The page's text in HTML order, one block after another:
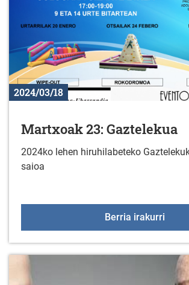
2024/03/18
Martxoak 23: Gaztelekua
2024ko lehen hiruhilabeteko
saioa
Berria irakurri